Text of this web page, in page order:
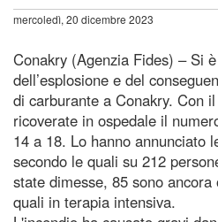
mercoledì, 20 dicembre 2023
Conakry (Agenzia Fides) – Si
dell’esplosione e del
di carburante a Conakry. Con
ricoverate in ospedale il
14 a 18. Lo hanno annunciato
secondo le quali su 212
state dimesse, 85 sono
quali in terapia intensiva.